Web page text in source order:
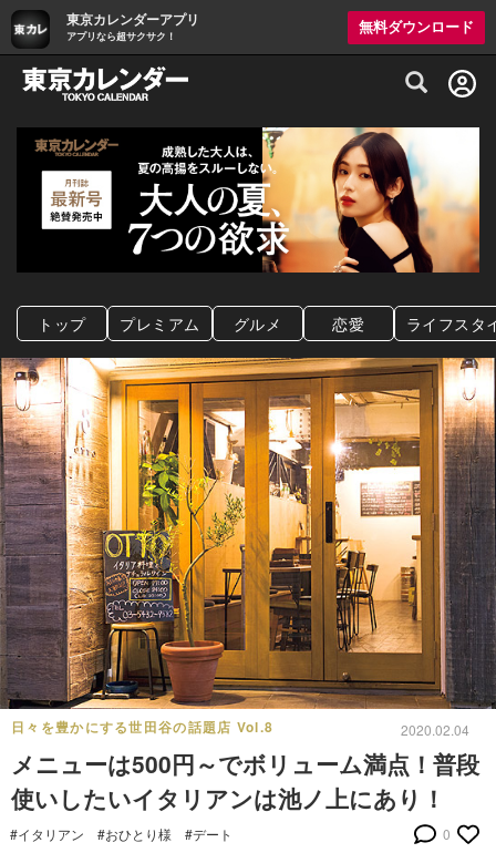
東京カレンダーアプリ
アプリなら超サクサク！
無料ダウンロード
グルメ情報・プレミアムレストラン予約
トップ プレミアム グルメ 恋愛 ライフスタ
日々を豊かにする世田谷の話題店 Vol.8 2020.02.04
メニューは500円～でボリューム満点！普段
使いしたいイタリアンは池ノ上にあり！
#イタリアン #おひとり様 #デート 0